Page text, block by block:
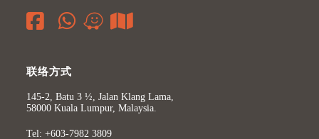
联络方式
145-2, Batu 3 ½, Jalan Klang Lama,
58000 Kuala Lumpur, Malaysia.
Tel: +603-7982 3809